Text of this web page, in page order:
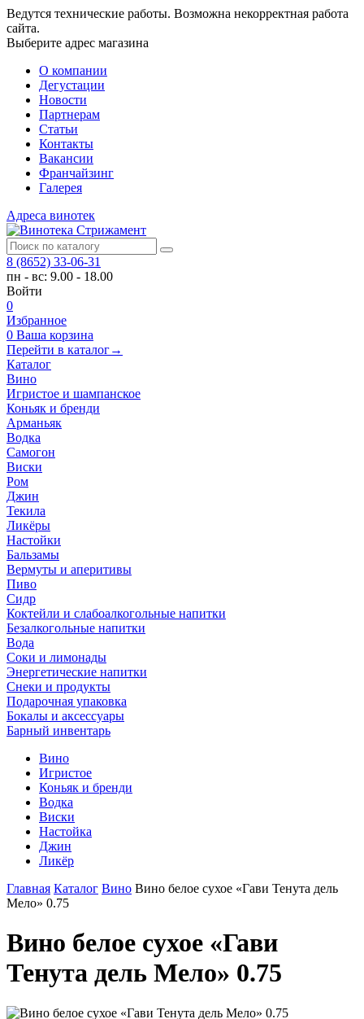
Ведутся технические работы. Возможна некорректная работа
сайта.
Выберите адрес магазина
О компании
Дегустации
Новости
Партнерам
Статьи
Контакты
Вакансии
Франчайзинг
Галерея
Адреса винотек
8 (8652) 33-06-31
пн - вс: 9.00 - 18.00
Войти
0
Избранное
0 Ваша корзина
Перейти в каталог→
Каталог
Вино
Игристое и шампанское
Коньяк и бренди
Арманьяк
Водка
Самогон
Виски
Ром
Джин
Текила
Ликёры
Настойки
Бальзамы
Вермуты и аперитивы
Пиво
Сидр
Коктейли и слабоалкогольные напитки
Безалкогольные напитки
Вода
Соки и лимонады
Энергетические напитки
Снеки и продукты
Подарочная упаковка
Бокалы и аксессуары
Барный инвентарь
Вино
Игристое
Коньяк и бренди
Водка
Виски
Настойка
Джин
Ликёр
Главная Каталог Вино Вино белое сухое «Гави Тенута дель
Мело» 0.75
Вино белое сухое «Гави
Тенута дель Мело» 0.75